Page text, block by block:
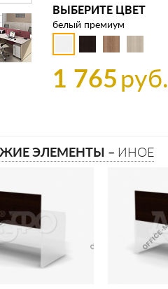
ВЫБЕРИТЕ ЦВЕТ
белый премиум
1 765руб.
ЭЛЕМЕНТЫ – ИНОЕ